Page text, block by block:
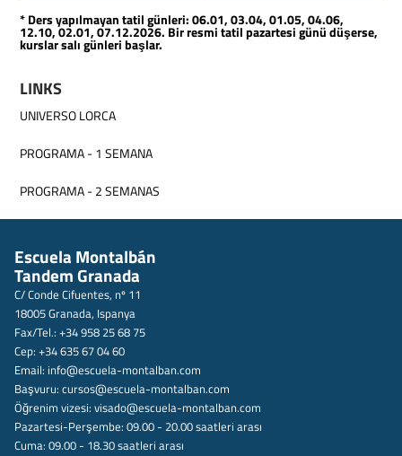
* Ders yapılmayan tatil günleri: 06.01, 03.04, 01.05, 04.06,
12.10, 02.01, 07.12.2026. Bir resmi tatil pazartesi günü düşerse,
kurslar salı günleri başlar.
LINKS
UNIVERSO LORCA
PROGRAMA - 1 SEMANA
PROGRAMA - 2 SEMANAS
Escuela Montalbán
Tandem Granada
C/ Conde Cifuentes, nº 11
18005 Granada, Ispanya
Fax/Tel.: +34 958 25 68 75
Cep: +34 635 67 04 60
Email: info@escuela-montalban.com
Başvuru: cursos@escuela-montalban.com
Öğrenim vizesi: visado@escuela-montalban.com
Pazartesi-Perşembe: 09.00 - 20.00 saatleri arası
Cuma: 09.00 - 18.30 saatleri arası